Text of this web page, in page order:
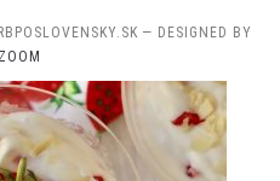
— DESIGNED BY